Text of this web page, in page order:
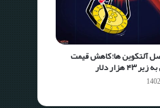
آلتکوین ها؛ کاهش قیمت
هزار دلار